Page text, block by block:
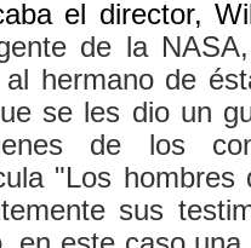
el director,
de la
hermano de
se les dio un
de los
"Los hombres
sus